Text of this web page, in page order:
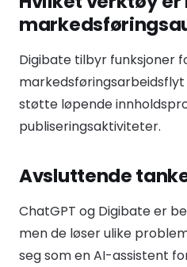
Digibate tilbyr funksjoner
støtte løpende
publiseringsaktiviteter.
Avsluttende
ChatGPT og Digibate er
men de løser ulike
seg som en AI-assistent